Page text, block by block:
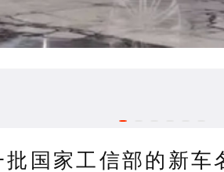
国家工信部的新